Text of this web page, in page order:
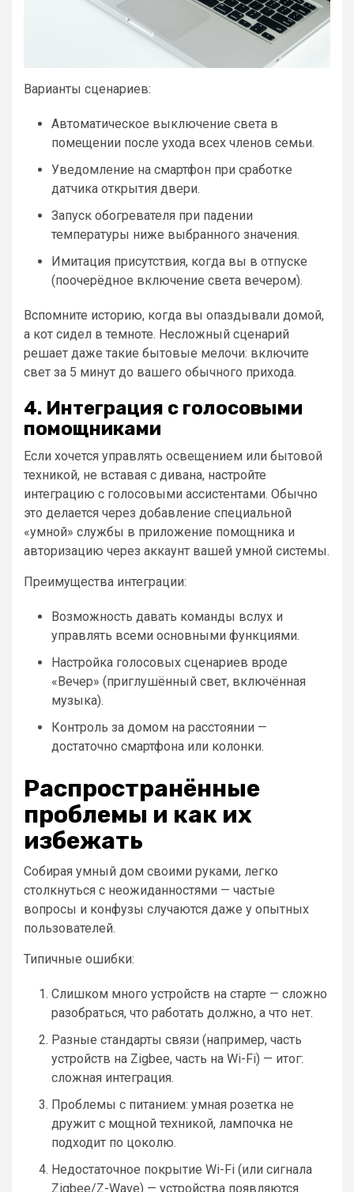
Варианты сценариев:
Автоматическое выключение света в
помещении после ухода всех членов семьи.
Уведомление на смартфон при сработке
датчика открытия двери.
Запуск обогревателя при падении
температуры ниже выбранного значения.
Имитация присутствия, когда вы в отпуске
(поочерёдное включение света вечером).
Вспомните историю, когда вы опаздывали домой,
а кот сидел в темноте. Несложный сценарий
решает даже такие бытовые мелочи: включите
свет за 5 минут до вашего обычного прихода.
4. Интеграция с голосовыми
помощниками
Если хочется управлять освещением или бытовой
техникой, не вставая с дивана, настройте
интеграцию с голосовыми ассистентами. Обычно
это делается через добавление специальной
«умной» службы в приложение помощника и
авторизацию через аккаунт вашей умной системы.
Преимущества интеграции:
Возможность давать команды вслух и
управлять всеми основными функциями.
Настройка голосовых сценариев вроде
«Вечер» (приглушённый свет, включённая
музыка).
Контроль за домом на расстоянии —
достаточно смартфона или колонки.
Распространённые
проблемы и как их
избежать
Собирая умный дом своими руками, легко
столкнуться с неожиданностями — частые
вопросы и конфузы случаются даже у опытных
пользователей.
Типичные ошибки:
Слишком много устройств на старте — сложно
разобраться, что работать должно, а что нет.
Разные стандарты связи (например, часть
устройств на Zigbee, часть на Wi-Fi) — итог:
сложная интеграция.
Проблемы с питанием: умная розетка не
дружит с мощной техникой, лампочка не
подходит по цоколю.
Недостаточное покрытие Wi-Fi (или сигнала
Zigbee/Z-Wave) — устройства появляются